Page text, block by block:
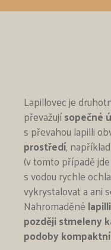
Lapillovec je
převažujísopečné
s převahou lapilli
prostředí,
(v tomto případě
s vodou rychle
vykrystalovat a ani
Nahromaděné
později stmeleny
podoby